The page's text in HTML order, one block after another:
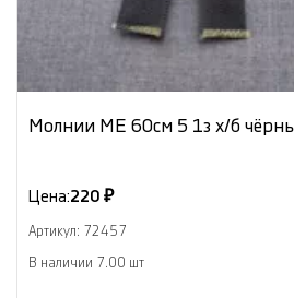
Молнии МЕ 60см 5 1з х/б
Цена:220 ₽
Артикул: 72457
В наличии 7.00 шт